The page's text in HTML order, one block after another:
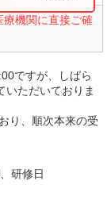
療機関に直接ご確
ですが、しばら
いただいておりま
り、順次本来の受
研修日